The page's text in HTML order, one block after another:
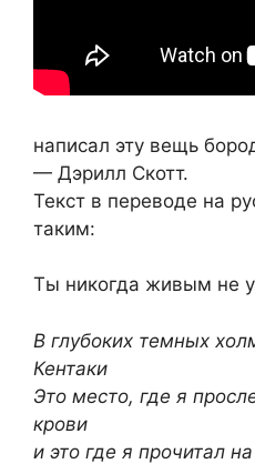
написал эту вещь
— Дэрилл Скотт.
Текст в переводе на
таким:
Ты никогда живым не
В глубоких темных
Кентаки
Это место, где я
крови
и это где я прочитал